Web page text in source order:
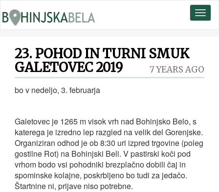
23. POHOD IN TURNI SMUK
GALETOVEC 2019
7 YEARS AGO
bo v nedeljo, 3. februarja
Galetovec je 1265 m visok vrh nad Bohinjsko Belo, s
katerega je izredno lep razgled na velik del Gorenjske.
Organiziran odhod je ob 8:30 uri izpred trgovine (poleg
gostilne Rot) na Bohinjski Beli. V pastirski koči pod
vrhom bodo vsi pohodniki brezplačno dobili čaj in
spominske kolajne, poskrbljeno bo tudi za jedačo.
Štartnine ni, prijave niso potrebne.